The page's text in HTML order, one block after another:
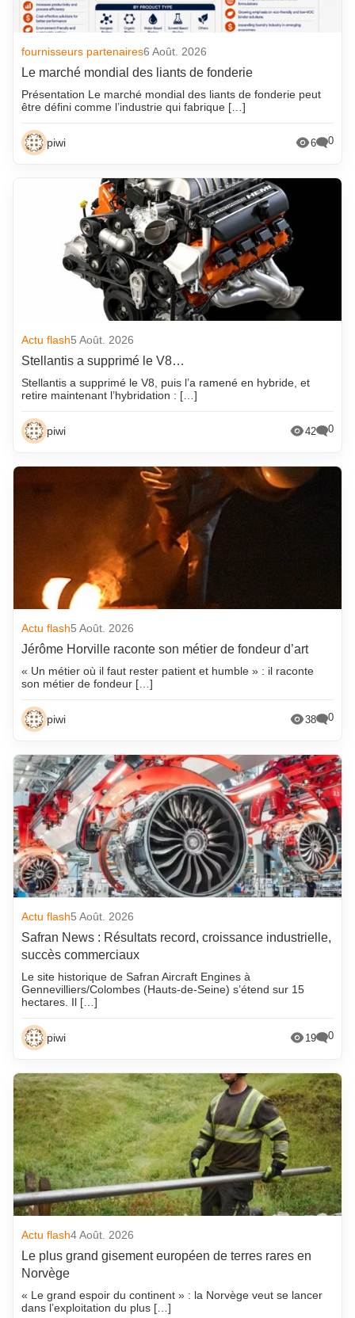
fournisseurs partenaires6 Août. 2026
Le marché mondial des liants de fonderie
Présentation Le marché mondial des liants de fonderie peut
être défini comme l’industrie qui fabrique […]
piwi 6 0
Actu flash5 Août. 2026
Stellantis a supprimé le V8…
Stellantis a supprimé le V8, puis l’a ramené en hybride, et
retire maintenant l’hybridation : […]
piwi 42 0
Actu flash5 Août. 2026
Jérôme Horville raconte son métier de fondeur d’art
« Un métier où il faut rester patient et humble » : il raconte
son métier de fondeur […]
piwi 38 0
Actu flash5 Août. 2026
Safran News : Résultats record, croissance industrielle,
succès commerciaux
Le site historique de Safran Aircraft Engines à
Gennevilliers/Colombes (Hauts-de-Seine) s’étend sur 15
hectares. Il […]
piwi 19 0
Actu flash4 Août. 2026
Le plus grand gisement européen de terres rares en
Norvège
« Le grand espoir du continent » : la Norvège veut se lancer
dans l’exploitation du plus […]